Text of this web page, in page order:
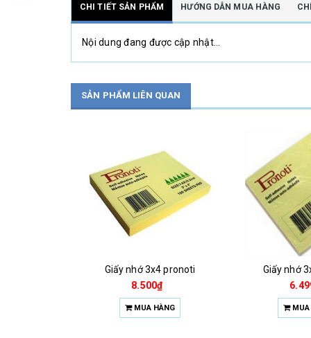
CHI TIẾT SẢN PHẨM HƯỚNG DẪN MUA HÀNG
Nội dung đang được cập nhật...
SẢN PHẨM LIÊN QUAN
Giấy nhớ 3x4 pronoti
8.500₫
MUA HÀNG
Giấy nhớ
MUA